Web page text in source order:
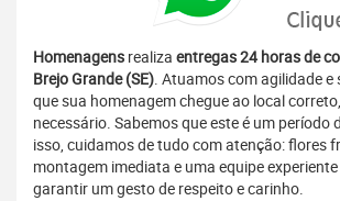
Homenagens realiza entregas 24 horas de
Brejo Grande (SE). Atuamos com agilidade e
que sua homenagem chegue ao local
necessário. Sabemos que este é um período
isso, cuidamos de tudo com atenção: flores
montagem imediata e uma equipe
garantir um gesto de respeito e carinho.